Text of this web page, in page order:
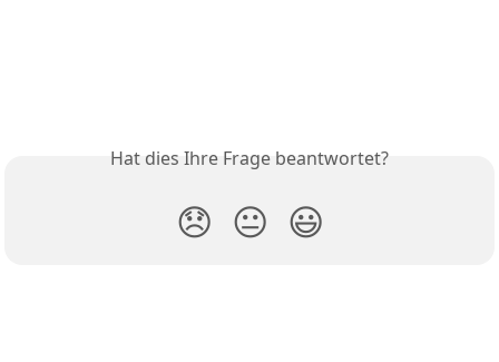
Hat dies Ihre Frage beantwortet?
😞 😐 😃